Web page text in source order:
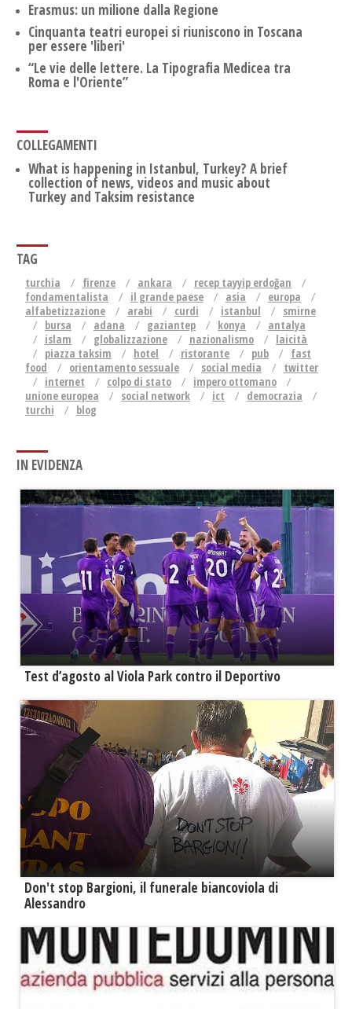
Erasmus: un milione dalla Regione
Cinquanta teatri europei si riuniscono in Toscana
per essere 'liberi'
“Le vie delle lettere. La Tipografia Medicea tra
Roma e l'Oriente”
COLLEGAMENTI
What is happening in Istanbul, Turkey? A brief
collection of news, videos and music about
Turkey and Taksim resistance
TAG
turchia firenze ankara
recep tayyip erdoğan
fondamentalista
il grande paese asia
europa
alfabetizzazione
arabi curdi istanbul
smirne
bursa
adana gaziantep konya
antalya
islam
globalizzazione nazionalismo
laicità
piazza taksim
hotel ristorante pub
fast
food
orientamento sessuale social media
twitter
internet
colpo di stato
impero ottomano
unione europea
social network ict
democrazia
turchi
blog
IN EVIDENZA
Test d’agosto al Viola Park contro il Deportivo
Don't stop Bargioni, il funerale biancoviola di
Alessandro